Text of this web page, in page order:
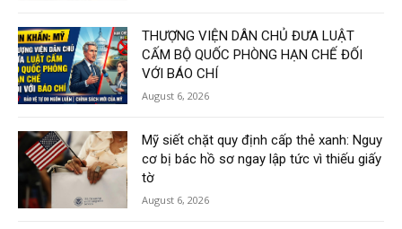
THƯỢNG VIỆN DÂN CHỦ ĐƯA LUẬT
CẤM BỘ QUỐC PHÒNG HẠN CHẾ ĐỐI
VỚI BÁO CHÍ
August 6, 2026
Mỹ siết chặt quy định cấp thẻ xanh: Nguy
cơ bị bác hồ sơ ngay lập tức vì thiếu giấy
tờ
August 6, 2026